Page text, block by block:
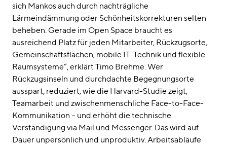
sich Mankos auch durch nachträgliche
Lärmeindämmung oder Schönheitskorrekturen selten
beheben. Gerade im Open Space braucht es
ausreichend Platz für jeden Mitarbeiter, Rückzugsorte,
Gemeinschaftsflächen, mobile IT-Technik und flexible
Raumsysteme“, erklärt Timo Brehme. Wer
Rückzugsinseln und durchdachte Begegnungsorte
ausspart, reduziert, wie die Harvard-Studie zeigt,
Teamarbeit und zwischenmenschliche Face-to-Face-
Kommunikation – und erhöht die technische
Verständigung via Mail und Messenger. Das wird auf
Dauer unpersönlich und unproduktiv. Arbeitsabläufe